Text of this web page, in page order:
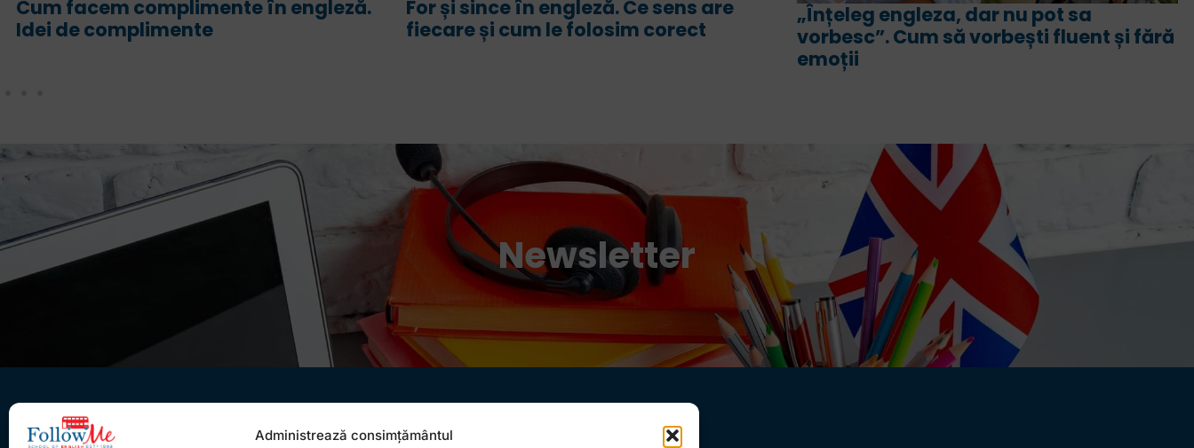
Administrează consimțământul
Cum facem complimente în engleză.
Idei de complimente
For și since în engleză. Ce sens are
fiecare și cum le folosim corect
„Înțeleg engleza, dar nu pot sa
vorbesc”. Cum să vorbești fluent și fără
emoții
Newsletter